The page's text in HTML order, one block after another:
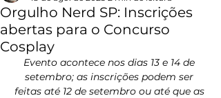
Orgulho Nerd SP: Inscrições
abertas para o Concurso
Cosplay
Evento acontece nos dias 13 e 14 de
setembro; as inscrições podem ser
feitas até 12 de setembro ou até que as